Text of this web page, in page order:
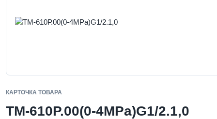
КАРТОЧКА ТОВАРА
ТМ-610Р.00(0-4MPa)G1/2.1,0